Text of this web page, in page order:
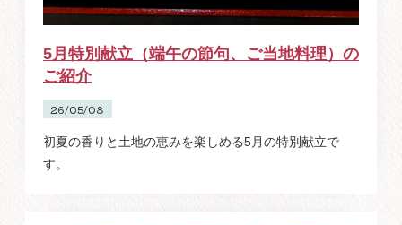
5月特別献立（端午の節句、ご当地料理）の
ご紹介
26/05/08
初夏の香りと土地の恵みを楽しめる5月の特別献立で
す。